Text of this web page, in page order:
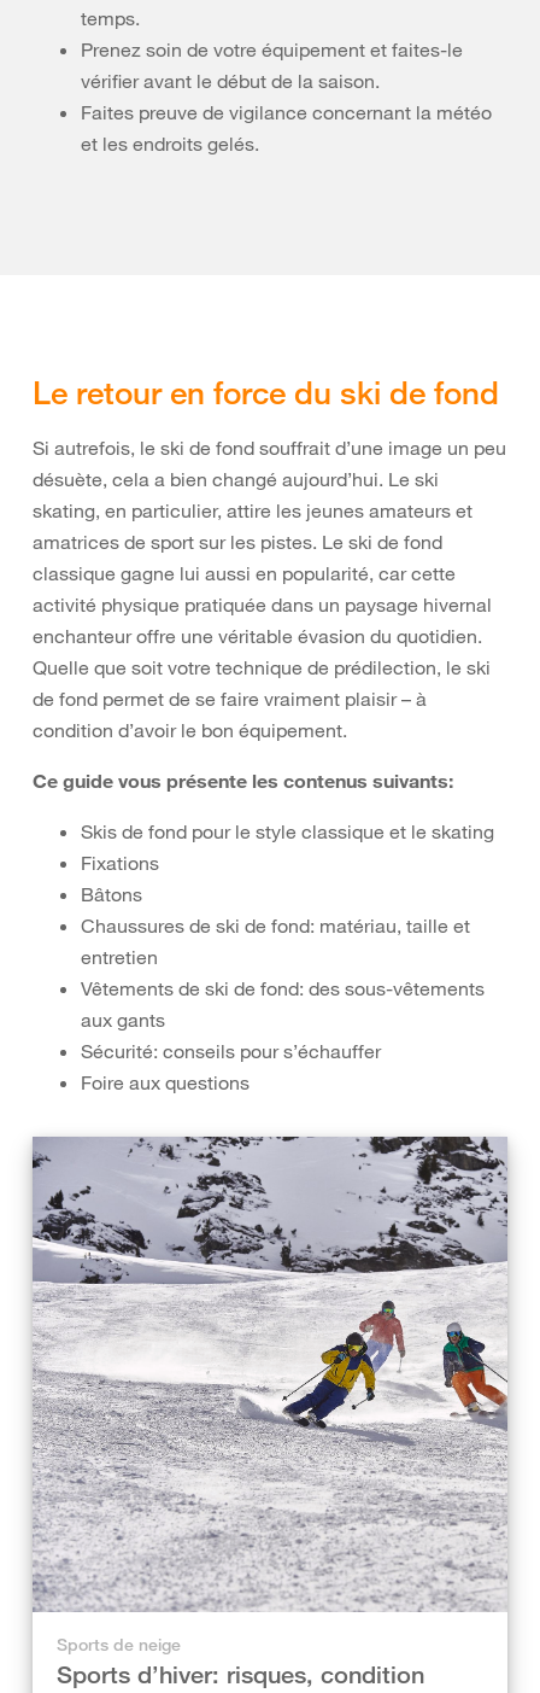
temps.
Prenez soin de votre équipement et faites-le
vérifier avant le début de la saison.
Faites preuve de vigilance concernant la météo
et les endroits gelés.
Le retour en force du ski de fond
Si autrefois, le ski de fond souffrait d’une image un peu
désuète, cela a bien changé aujourd’hui. Le ski
skating, en particulier, attire les jeunes amateurs et
amatrices de sport sur les pistes. Le ski de fond
classique gagne lui aussi en popularité, car cette
activité physique pratiquée dans un paysage hivernal
enchanteur offre une véritable évasion du quotidien.
Quelle que soit votre technique de prédilection, le ski
de fond permet de se faire vraiment plaisir – à
condition d’avoir le bon équipement.
Ce guide vous présente les contenus suivants:
Skis de fond pour le style classique et le skating
Fixations
Bâtons
Chaussures de ski de fond: matériau, taille et
entretien
Vêtements de ski de fond: des sous-vêtements
aux gants
Sécurité: conseils pour s’échauffer
Foire aux questions
Sports de neige
Sports d’hiver: risques, condition